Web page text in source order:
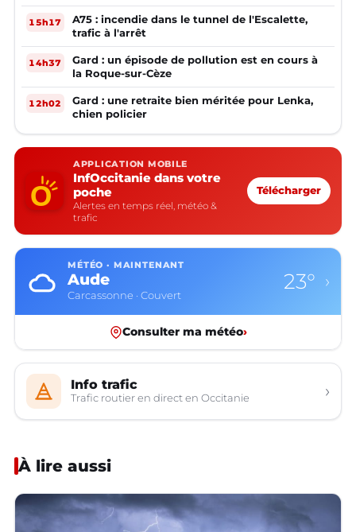
15h17
A75 : incendie dans le tunnel de l'Escalette,
trafic à l'arrêt
14h37
Gard : un épisode de pollution est en cours à
la Roque-sur-Cèze
12h02
Gard : une retraite bien méritée pour Lenka,
chien policier
APPLICATION MOBILE
InfOccitanie dans votre
poche
Alertes en temps réel, météo &
trafic
Télécharger
MÉTÉO · MAINTENANT
Aude
Carcassonne · Couvert
23° ›
Consulter ma météo›
Info trafic
Trafic routier en direct en Occitanie ›
À lire aussi